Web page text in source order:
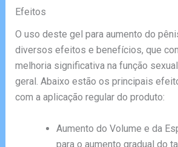
Efeitos
O uso deste gel para aumento do
diversos efeitos e benefícios, que
melhoria significativa na função
geral. Abaixo estão os principais
com a aplicação regular do produto:
Aumento do Volume e da
para o aumento gradual do